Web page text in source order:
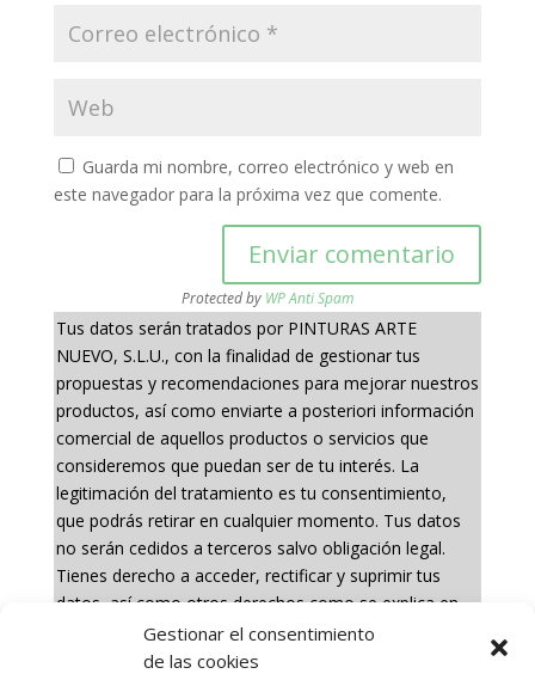
Gestionar el consentimiento
de las cookies
Guarda mi nombre, correo electrónico y web en
este navegador para la próxima vez que comente.
Protected by WP Anti Spam
Tus datos serán tratados por PINTURAS ARTE
NUEVO, S.L.U., con la finalidad de gestionar tus
propuestas y recomendaciones para mejorar nuestros
productos, así como enviarte a posteriori información
comercial de aquellos productos o servicios que
consideremos que puedan ser de tu interés. La
legitimación del tratamiento es tu consentimiento,
que podrás retirar en cualquier momento. Tus datos
no serán cedidos a terceros salvo obligación legal.
Tienes derecho a acceder, rectificar y suprimir tus
datos, así como otros derechos como se explica en
nuestra política de privacidad:
https://www.adelopd.com/privacidad/pinturas-arte-